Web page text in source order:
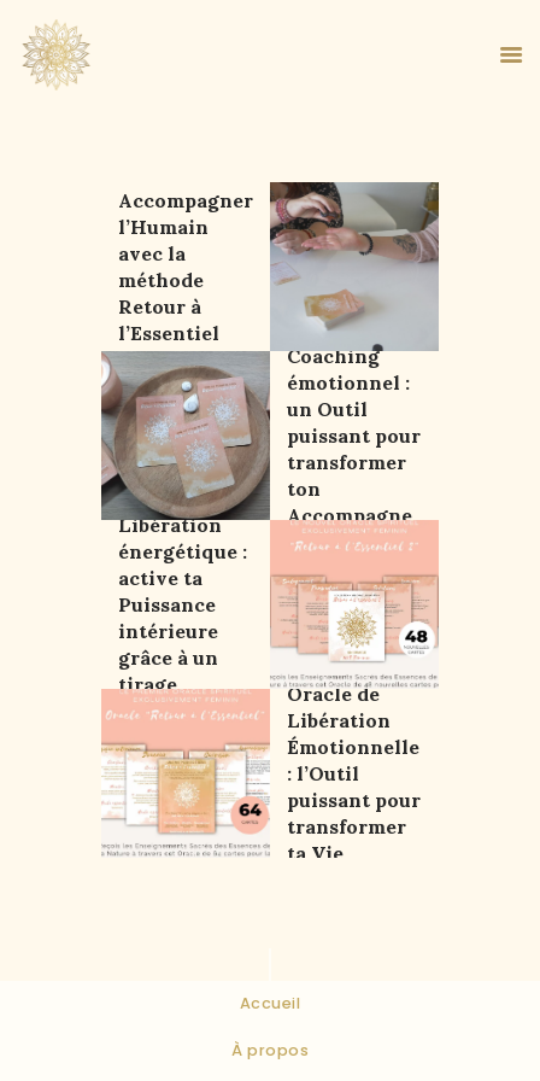
ACCUEIL
À PROPOS
MA MÉTHODE
BOUTIQUE
BLOG
PANIER
Accompagner
l’Humain
avec la
méthode
Retour à
l’Essentiel
Oracle et
Coaching
émotionnel :
un Outil
puissant pour
transformer
ton
Accompagne
ment
Oracle de
Libération
énergétique :
active ta
Puissance
intérieure
grâce à un
tirage
libérateur
Oracle de
Libération
Émotionnelle
: l’Outil
puissant pour
transformer
ta Vie
Accueil
À propos